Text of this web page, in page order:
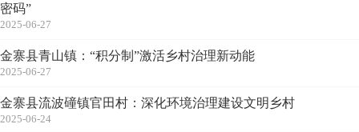
密码”
2025-06-27
金寨县青山镇：“积分制”激活乡村治理新动能
2025-06-27
金寨县流波䃥镇官田村：深化环境治理建设文明乡村
2025-06-24